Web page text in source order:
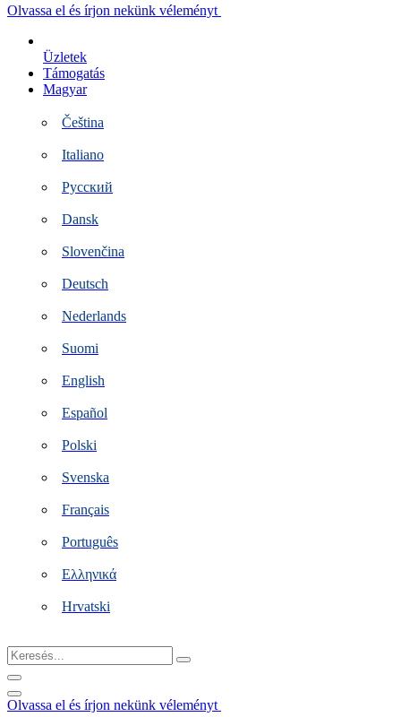
Ugrás
tartalomra
Olvassa el és írjon nekünk véleményt
Üzletek
Támogatás
Magyar
Čeština
Italiano
Русский
Dansk
Slovenčina
Deutsch
Nederlands
Suomi
English
Español
Polski
Svenska
Français
Português
Ελληνικά
Hrvatski
Keresés...
Olvassa el és írjon nekünk véleményt